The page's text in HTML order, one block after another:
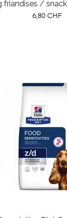
friandises /
Prix
6,80 CHF